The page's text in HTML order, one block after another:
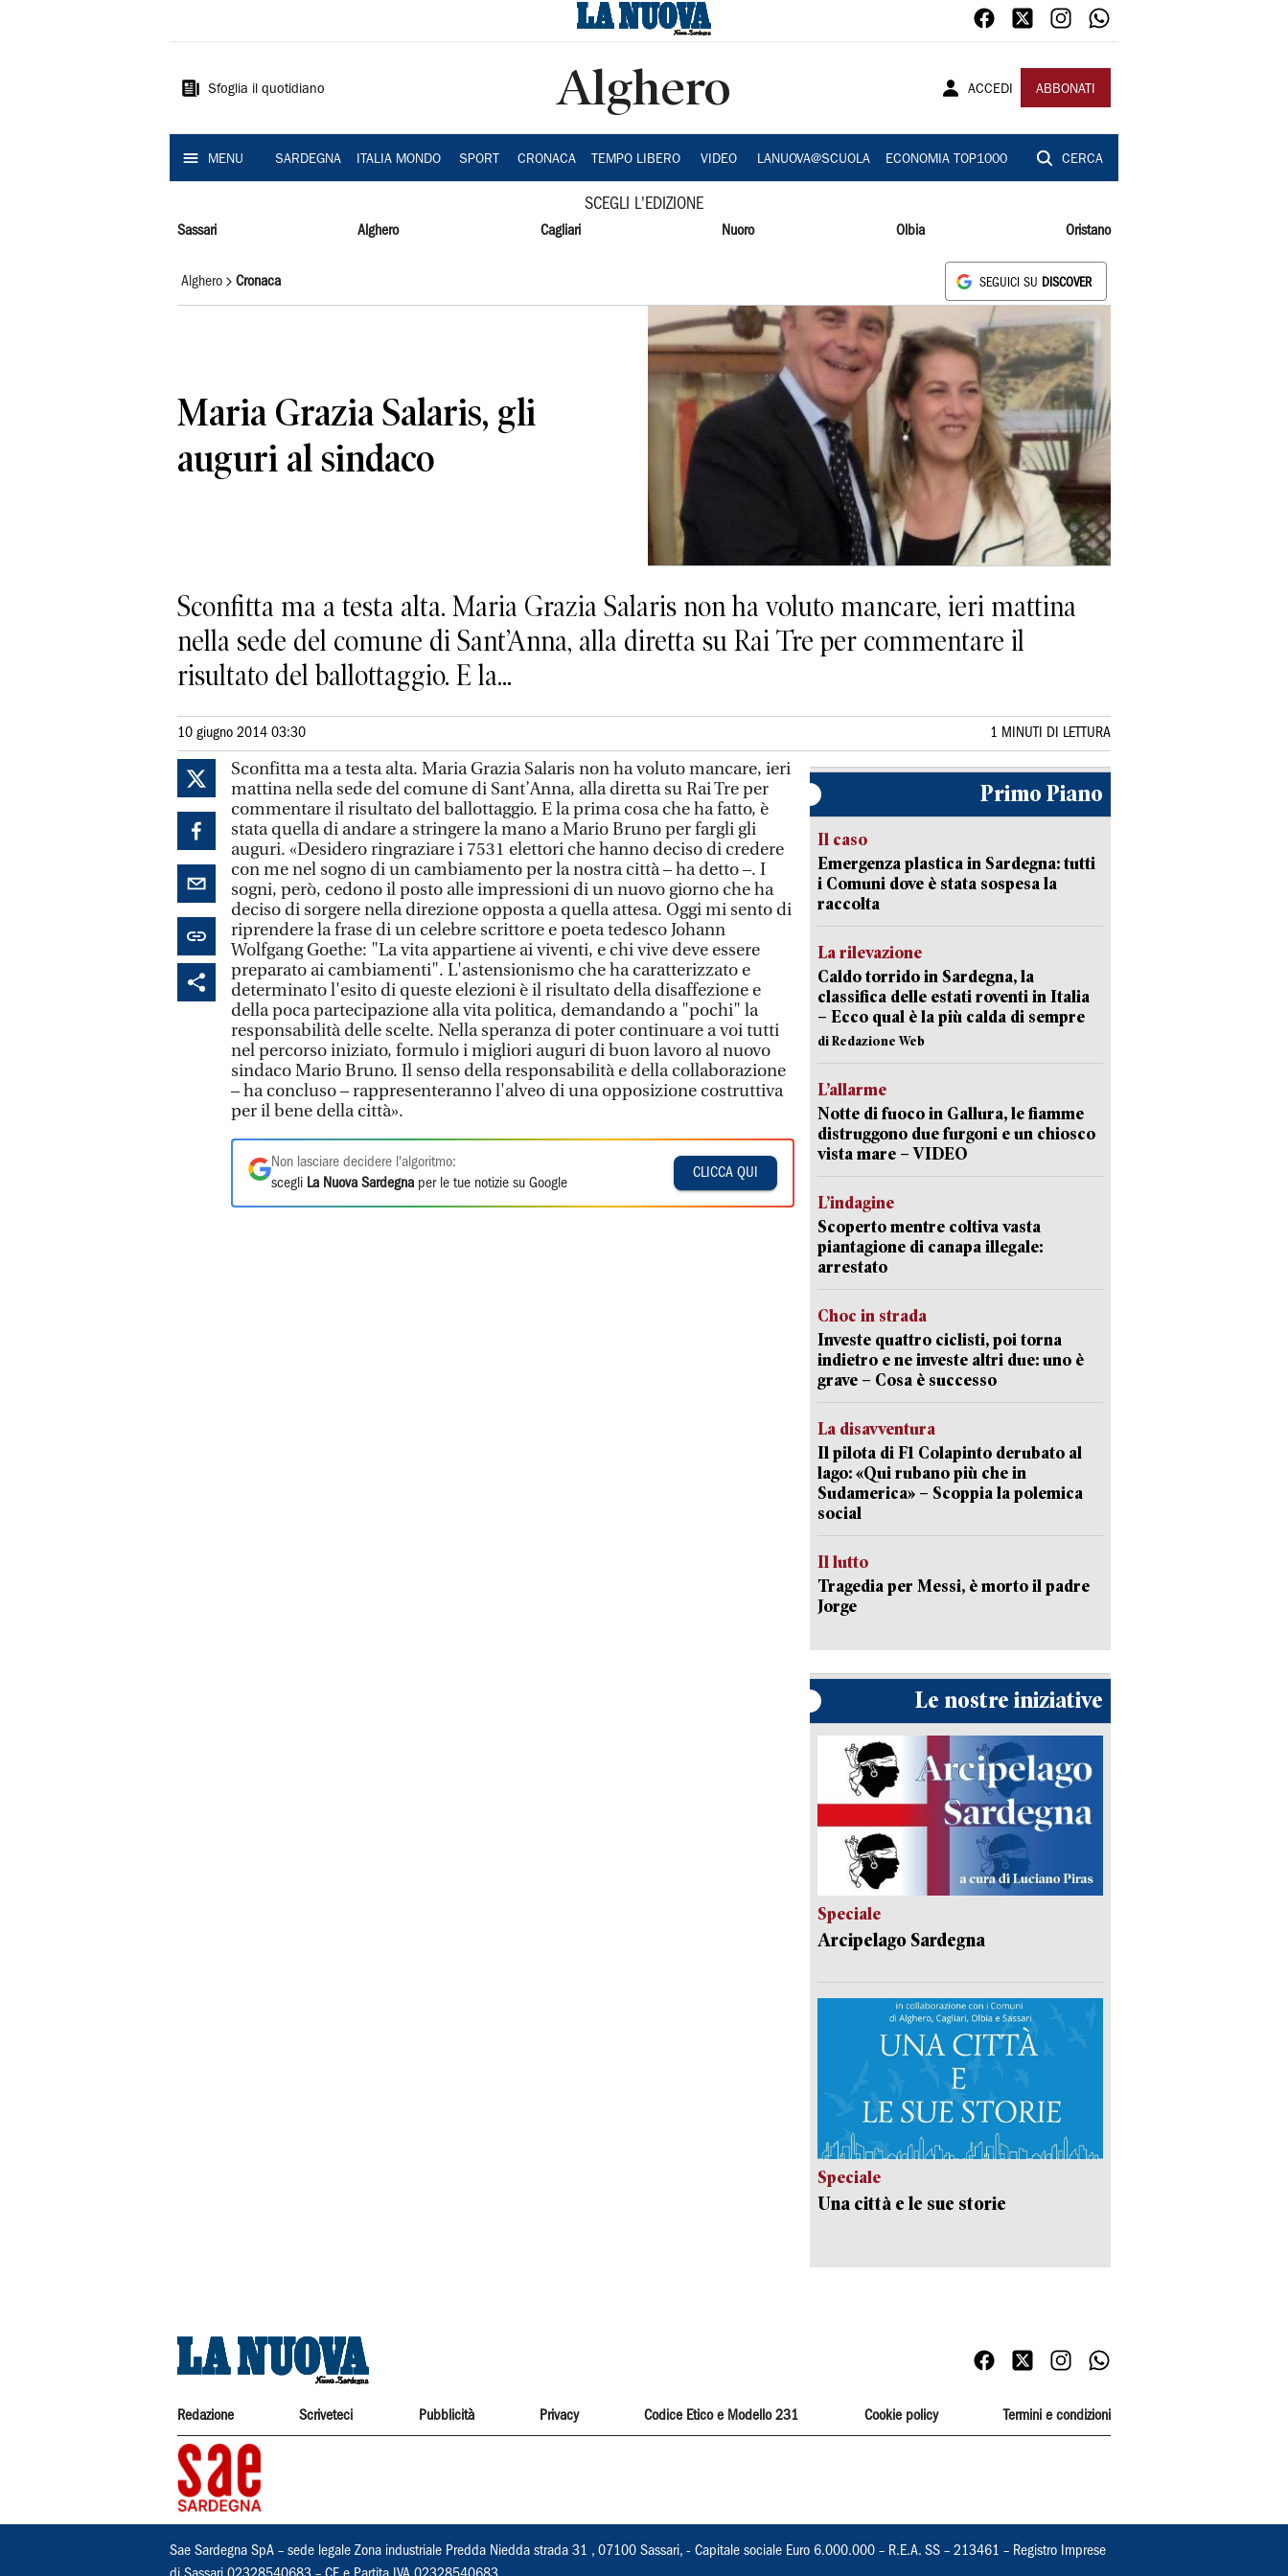
Sardegna
Sfoglia il quotidiano Alghero ACCEDI ABBONATI
MENU SARDEGNA ITALIA MONDO SPORT CRONACA TEMPO LIBERO VIDEO LANUOVA@SCUOLA ECONOMIA TOP1000 CERCA
SCEGLI L'EDIZIONE
Sassari Alghero Cagliari Nuoro Olbia Oristano
Alghero Cronaca SEGUICI SU DISCOVER
Maria Grazia Salaris, gli
auguri al sindaco
Sconfitta ma a testa alta. Maria Grazia Salaris non ha voluto mancare, ieri mattina
nella sede del comune di Sant’Anna, alla diretta su Rai Tre per commentare il
risultato del ballottaggio. E la...
10 giugno 2014 03:30 1 MINUTI DI LETTURA
Sconfitta ma a testa alta. Maria Grazia Salaris non ha voluto mancare, ieri
mattina nella sede del comune di Sant’Anna, alla diretta su Rai Tre per
commentare il risultato del ballottaggio. E la prima cosa che ha fatto, è
stata quella di andare a stringere la mano a Mario Bruno per fargli gli
auguri. «Desidero ringraziare i 7531 elettori che hanno deciso di credere
con me nel sogno di un cambiamento per la nostra città – ha detto –. I
sogni, però, cedono il posto alle impressioni di un nuovo giorno che ha
deciso di sorgere nella direzione opposta a quella attesa. Oggi mi sento di
riprendere la frase di un celebre scrittore e poeta tedesco Johann
Wolfgang Goethe: "La vita appartiene ai viventi, e chi vive deve essere
preparato ai cambiamenti". L'astensionismo che ha caratterizzato e
determinato l'esito di queste elezioni è il risultato della disaffezione e
della poca partecipazione alla vita politica, demandando a "pochi" la
responsabilità delle scelte. Nella speranza di poter continuare a voi tutti
nel percorso iniziato, formulo i migliori auguri di buon lavoro al nuovo
sindaco Mario Bruno. Il senso della responsabilità e della collaborazione
– ha concluso – rappresenteranno l'alveo di una opposizione costruttiva
per il bene della città».
Non lasciare decidere l'algoritmo:
scegli La Nuova Sardegna per le tue notizie su Google
CLICCA QUI
Primo Piano
Il caso
Emergenza plastica in Sardegna: tutti
i Comuni dove è stata sospesa la
raccolta
La rilevazione
Caldo torrido in Sardegna, la
classifica delle estati roventi in Italia
– Ecco qual è la più calda di sempre
di Redazione Web
L’allarme
Notte di fuoco in Gallura, le fiamme
distruggono due furgoni e un chiosco
vista mare – VIDEO
L’indagine
Scoperto mentre coltiva vasta
piantagione di canapa illegale:
arrestato
Choc in strada
Investe quattro ciclisti, poi torna
indietro e ne investe altri due: uno è
grave – Cosa è successo
La disavventura
Il pilota di F1 Colapinto derubato al
lago: «Qui rubano più che in
Sudamerica» – Scoppia la polemica
social
Il lutto
Tragedia per Messi, è morto il padre
Jorge
Le nostre iniziative
Speciale
Arcipelago Sardegna
Speciale
Una città e le sue storie
Redazione Scriveteci Pubblicità Privacy Codice Etico e Modello 231 Cookie policy Termini e condizioni
Sae Sardegna SpA – sede legale Zona industriale Predda Niedda strada 31 , 07100 Sassari, - Capitale sociale Euro 6.000.000 – R.E.A. SS – 213461 – Registro Imprese